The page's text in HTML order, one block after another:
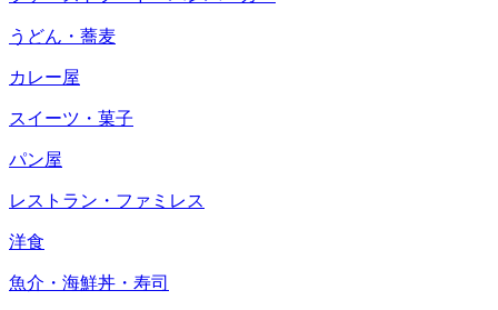
うどん・蕎麦
カレー屋
スイーツ・菓子
パン屋
レストラン・ファミレス
洋食
魚介・海鮮丼・寿司